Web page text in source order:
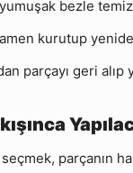
bezle
kurutup
parçayı geri alıp
seçmek,